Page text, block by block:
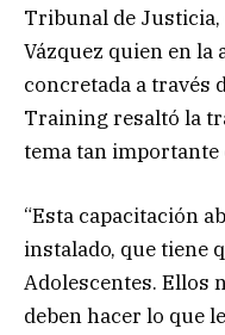
Tribunal de
Vázquez quien en la
concretada a través
Training resaltó la
tema tan
“Esta capacitación
instalado, que tiene
Adolescentes. Ellos
deben hacer lo que